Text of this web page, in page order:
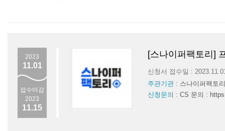
2023
11.01
접수마감
2023
11.15
[스나이퍼팩토리]
신청서 접수일 :
주관기관 : 스나이퍼팩토리
신청문의 : CS 문의 :